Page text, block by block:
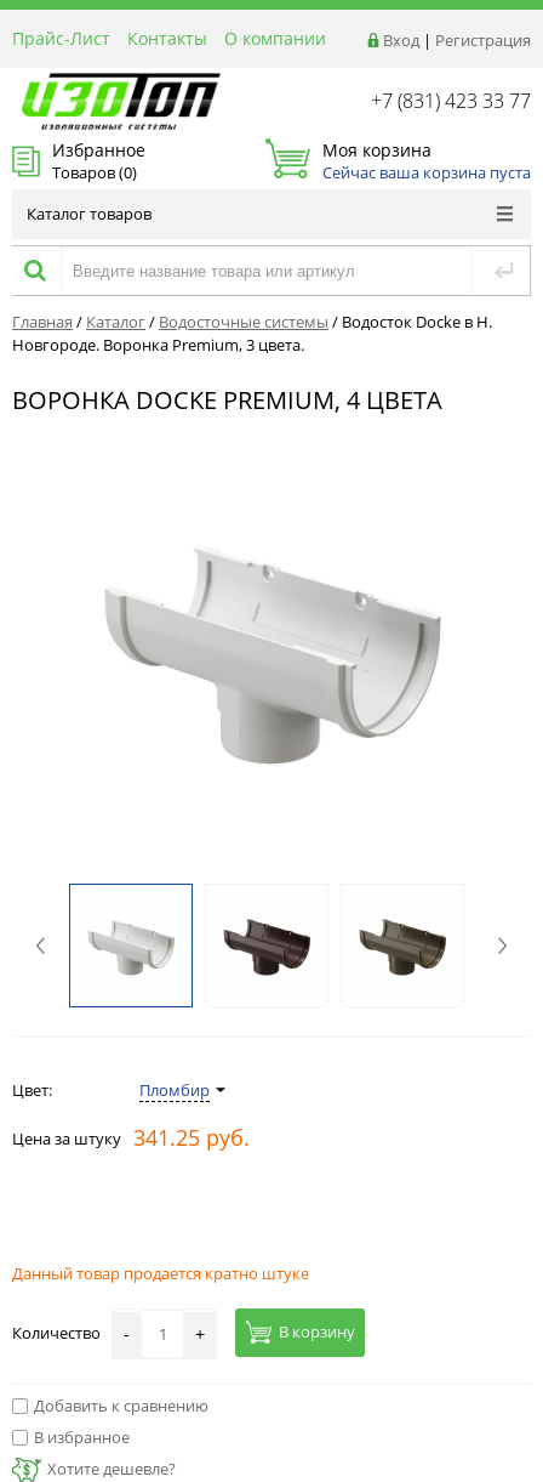
Вход | Регистрация
Прайс-Лист Контакты
О компании
Реквизиты
Доставка
Акции и Распродажи
Оптовым покупателям
+7 (831) 423 33 77
Избранное
Товаров (0)
Моя корзина
Сейчас ваша корзина пуста
Каталог товаров
Главная / Каталог/ Водосточные системы / Водосток Docke в Н.
Новгороде. Воронка Premium, 3 цвета.
ВОРОНКА DOCKE PREMIUM, 4 ЦВЕТА
Цвет: Пломбир
Цена за штуку 341.25 руб.
Данный товар продается кратно штуке
Количество - + В корзину
Добавить к сравнению
В избранное
Хотите дешевле?